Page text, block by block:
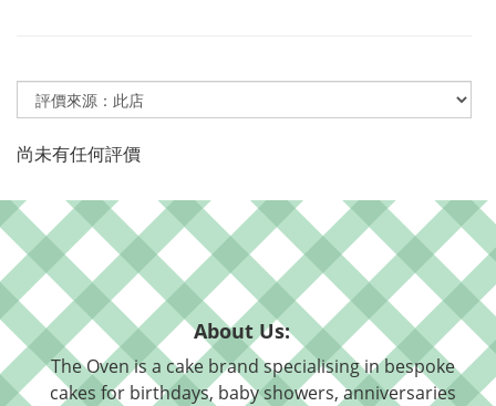
尚未有任何評價
About Us:
The Oven is a cake brand specialising in bespoke
cakes for birthdays, baby showers, anniversaries